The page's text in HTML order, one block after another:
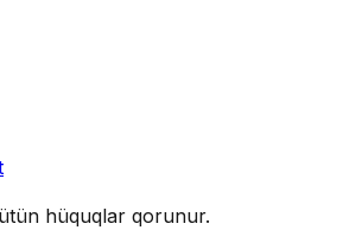
hüquqlar qorunur.